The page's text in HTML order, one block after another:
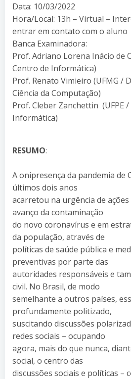
Data: 10/03/2022
Hora/Local: 13h – Virtual –
entrar em contato com o aluno
Banca Examinadora:
Prof. Adriano Lorena Inácio de
Centro de Informática)
Prof. Renato Vimieiro (UFMG /
Ciência da Computação)
Prof. Cleber Zanchettin (UFPE
Informática)
RESUMO:
A onipresença da pandemia de
últimos dois anos
acarretou na urgência de
avanço da contaminação
do novo coronavírus e em
da população, através de
políticas de saúde pública e
preventivas por parte das
autoridades responsáveis e
civil. No Brasil, de modo
semelhante a outros países,
profundamente politizado,
suscitando discussões
redes sociais – ocupando
agora, mais do que nunca,
social, o centro das
discussões sociais e políticas –